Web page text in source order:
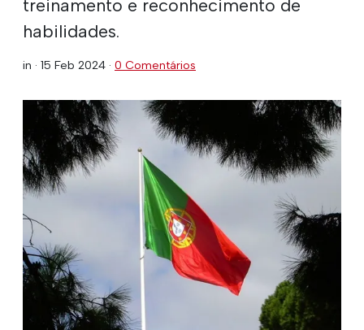
treinamento e reconhecimento de
habilidades.
in · 15 Feb 2024 · 0 Comentários